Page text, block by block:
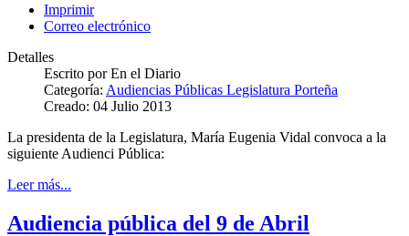
Imprimir
Correo electrónico
Detalles
Escrito porEn el Diario
Categoría: Audiencias Públicas Legislatura Porteña
Creado: 04 Julio 2013
La presidenta de la Legislatura, María Eugenia Vidal convoca a la
siguiente Audienci Pública:
Leer más...
Audiencia pública del 9 de Abril